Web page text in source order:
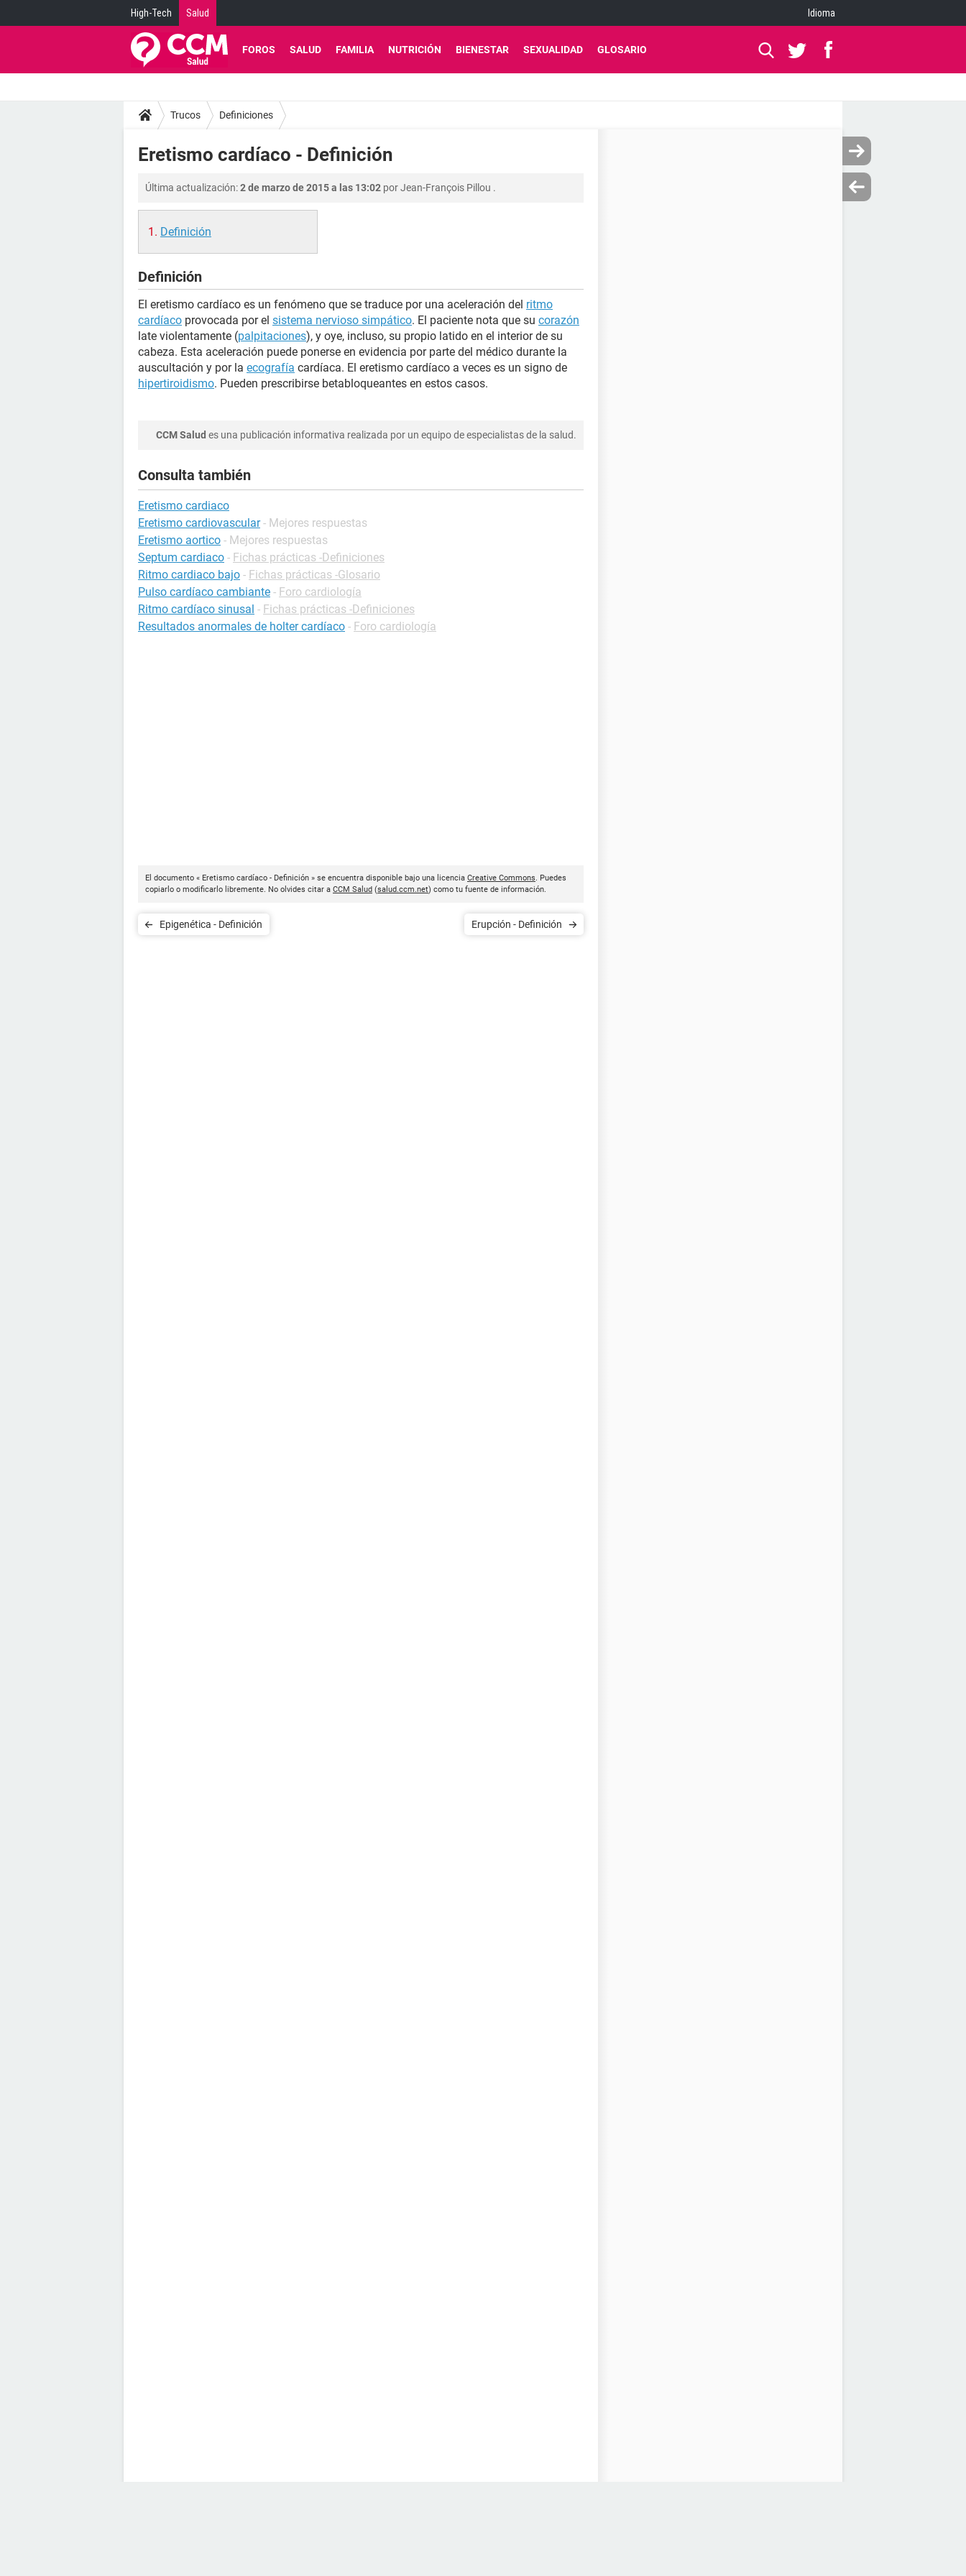
High-Tech Salud Idioma
FOROS SALUD FAMILIA NUTRICIÓN BIENESTAR SEXUALIDAD GLOSARIO
Trucos Definiciones
Eretismo cardíaco - Definición
Última actualización:2 de marzo de 2015 a las 13:02 porJean-François Pillou .
Definición
Definición
El eretismo cardíaco es un fenómeno que se traduce por una aceleración del ritmo
cardíaco provocada por el sistema nervioso simpático. El paciente nota que su corazón
late violentamente (palpitaciones), y oye, incluso, su propio latido en el interior de su
cabeza. Esta aceleración puede ponerse en evidencia por parte del médico durante la
auscultación y por la ecografía cardíaca. El eretismo cardíaco a veces es un signo de
hipertiroidismo. Pueden prescribirse betabloqueantes en estos casos.
CCM Salud es una publicación informativa realizada por un equipo de especialistas de la salud.
Consulta también
Eretismo cardiaco
Eretismo cardiovascular - Mejores respuestas
Eretismo aortico - Mejores respuestas
Septum cardiaco - Fichas prácticas -Definiciones
Ritmo cardiaco bajo - Fichas prácticas -Glosario
Pulso cardíaco cambiante - Foro cardiología
Ritmo cardíaco sinusal - Fichas prácticas -Definiciones
Resultados anormales de holter cardíaco - Foro cardiología
El documento « Eretismo cardíaco - Definición » se encuentra disponible bajo una licencia Creative Commons. Puedes
copiarlo o modificarlo libremente. No olvides citar a CCM Salud (salud.ccm.net) como tu fuente de información.
Epigenética - Definición Erupción - Definición